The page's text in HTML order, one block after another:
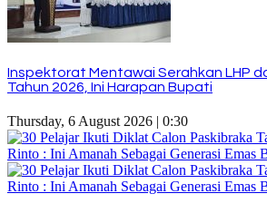
Inspektorat Mentawai Serahkan LHP
Tahun 2026, Ini Harapan Bupati
Thursday, 6 August 2026 | 0:30